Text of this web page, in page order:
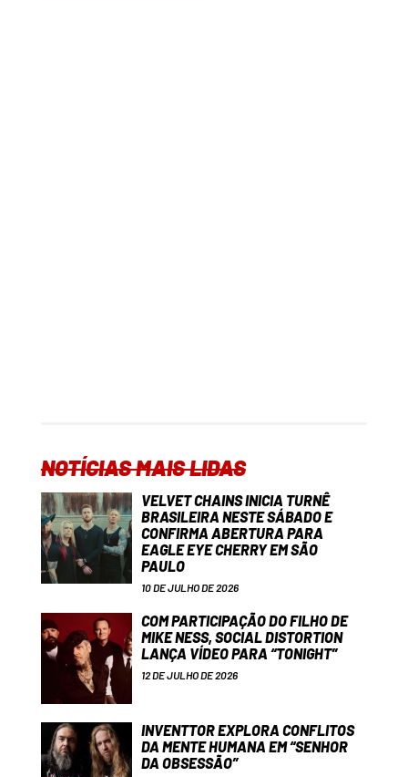
NOTÍCIAS MAIS LIDAS
VELVET CHAINS INICIA TURNÊ
BRASILEIRA NESTE SÁBADO E
CONFIRMA ABERTURA PARA
EAGLE EYE CHERRY EM SÃO
PAULO
10 DE JULHO DE 2026
COM PARTICIPAÇÃO DO FILHO DE
MIKE NESS, SOCIAL DISTORTION
LANÇA VÍDEO PARA “TONIGHT”
12 DE JULHO DE 2026
INVENTTOR EXPLORA CONFLITOS
DA MENTE HUMANA EM “SENHOR
DA OBSESSÃO”